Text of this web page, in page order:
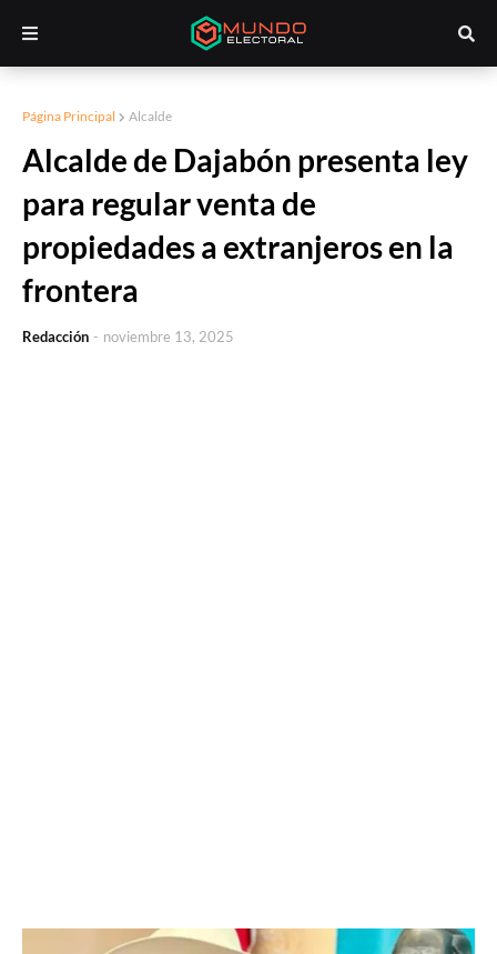
Página Principal Alcalde
Alcalde de Dajabón presenta ley
para regular venta de
propiedades a extranjeros en la
frontera
Redacción - noviembre 13, 2025